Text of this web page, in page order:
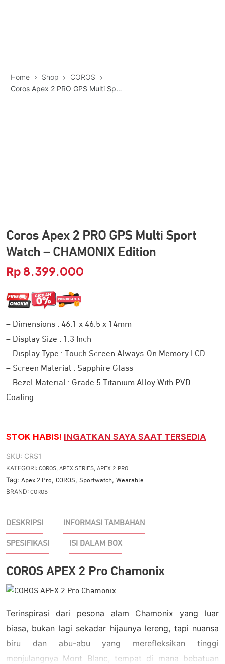
Home Shop
COROS
Coros Apex 2 PRO GPS Multi Sport Watch – CHAMONIX Edition
Coros Apex 2 PRO GPS Multi Sport
Watch – CHAMONIX Edition
Rp 8.399.000
– Dimensions : 46.1 x 46.5 x 14mm
– Display Size : 1.3 Inch
– Display Type : Touch Screen Always-On Memory LCD
– Screen Material : Sapphire Glass
– Bezel Material : Grade 5 Titanium Alloy With PVD
Coating
STOK HABIS! INGATKAN SAYA SAAT TERSEDIA
SKU: CRS1
KATEGORI: COROS APEX SERIES APEX 2 PRO
Tag: Apex 2 Pro, COROS, Sportwatch, Wearable
BRAND: COROS
DESKRIPSI INFORMASI TAMBAHAN
SPESIFIKASI ISI DALAM BOX
COROS APEX 2 Pro Chamonix
Terinspirasi dari pesona alam Chamonix yang luar
biasa, bukan lagi sekadar hijaunya lereng, tapi nuansa
biru dan abu-abu yang merefleksikan tinggi
menjulangnya Mont Blanc, tempat di mana bebatuan